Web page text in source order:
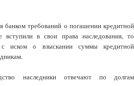
банком требований о погашении кредитной
вступили в свои права наследования, то
с иском о взыскании суммы кредитной
наследники отвечают по долгам